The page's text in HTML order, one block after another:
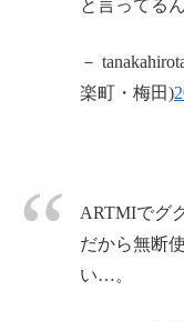
と言ってる
－
楽町・梅田)
ARTMIでグ
だから無断
い…。